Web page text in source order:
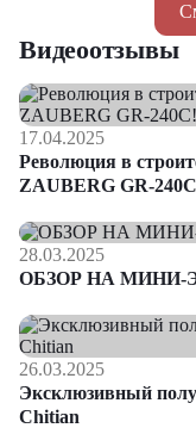
Видеоотзывы
17.04.2025
Революция в
ZAUBERG GR-
28.03.2025
ОБЗОР НА МИНИ-
26.03.2025
Эксклюзивный
Chitian